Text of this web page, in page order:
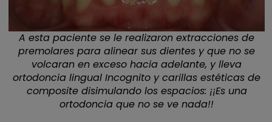
A esta paciente se le realizaron extracciones de
premolares para alinear sus dientes y que no se
volcaran en exceso hacia adelante, y lleva
ortodoncia lingual Incognito y carillas estéticas de
composite disimulando los espacios: ¡¡Es una
ortodoncia que no se ve nada!!